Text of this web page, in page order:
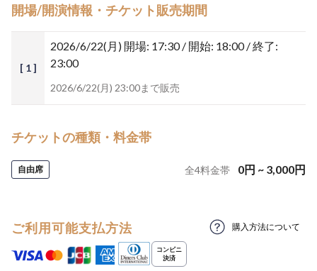
開場/開演情報・チケット販売期間
[ 1 ]
2026/6/22(月) 開場: 17:30 / 開始: 18:00 / 終了:
23:00
2026/6/22(月) 23:00まで販売
チケットの種類・料金帯
自由席 全4料金帯 0円 ~ 3,000円
ご利用可能支払方法 購入方法について